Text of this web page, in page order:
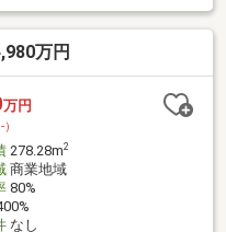
インされた外観のご見学
が受けられる！『家事ラ
子育て・老後まで考えた
万円
万円
278.28m2
商業地域
80%
なし